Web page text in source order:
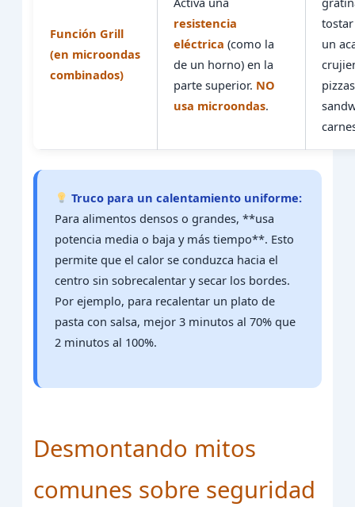
Función Grill
(en microondas
combinados)
resistencia
eléctrica (como la
de un horno) en la
parte superior. NO
usa microondas.
un
Truco para un calentamiento uniforme:
Para alimentos densos o grandes, **usa
potencia media o baja y más tiempo**. Esto
permite que el calor se conduzca hacia el
centro sin sobrecalentar y secar los bordes.
Por ejemplo, para recalentar un plato de
pasta con salsa, mejor 3 minutos al 70% que
2 minutos al 100%.
Desmontando mitos
comunes sobre seguridad